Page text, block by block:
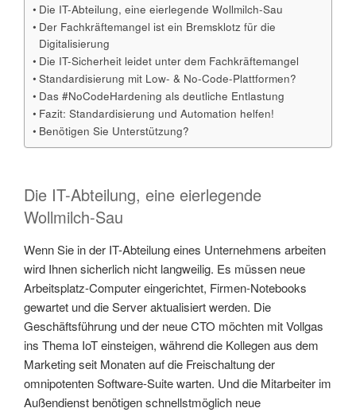
Die IT-Abteilung, eine eierlegende Wollmilch-Sau
Der Fachkräftemangel ist ein Bremsklotz für die
Digitalisierung
Die IT-Sicherheit leidet unter dem Fachkräftemangel
Standardisierung mit Low- & No-Code-Plattformen?
Das #NoCodeHardening als deutliche Entlastung
Fazit: Standardisierung und Automation helfen!
Benötigen Sie Unterstützung?
Die IT-Abteilung, eine eierlegende
Wollmilch-Sau
Wenn Sie in der IT-Abteilung eines Unternehmens arbeiten
wird Ihnen sicherlich nicht langweilig. Es müssen neue
Arbeitsplatz-Computer eingerichtet, Firmen-Notebooks
gewartet und die Server aktualisiert werden. Die
Geschäftsführung und der neue CTO möchten mit Vollgas
ins Thema IoT einsteigen, während die Kollegen aus dem
Marketing seit Monaten auf die Freischaltung der
omnipotenten Software-Suite warten. Und die Mitarbeiter im
Außendienst benötigen schnellstmöglich neue